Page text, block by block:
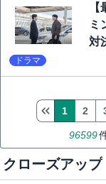
ミ
対
ドラマ
96599
1 2
クローズアップ